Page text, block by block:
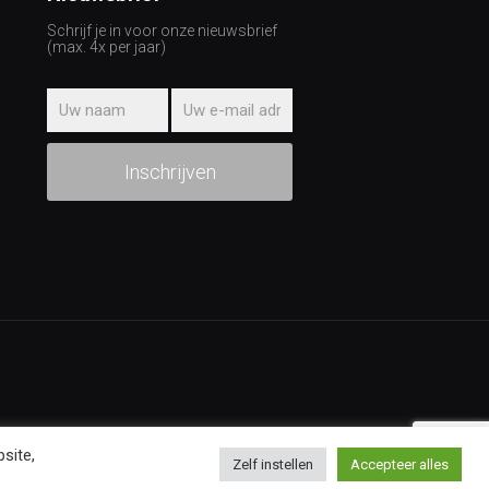
Schrijf je in voor onze nieuwsbrief
(max. 4x per jaar)
Zelf instellen Accepteer alles